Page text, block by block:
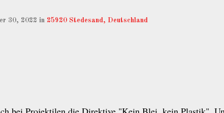
30, 2022 in 25920 Stedesand, Deutschland